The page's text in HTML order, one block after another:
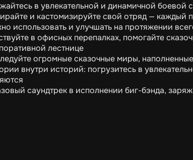
в увлекательной и динамичной боевой
и кастомизируйте свой отряд — каждый
использовать и улучшать на протяжении
в офисных перепалках, помогайте
лестнице
огромные сказочные миры,
внутри историй: погрузитесь в
саундтрек в исполнении биг-бэнда,